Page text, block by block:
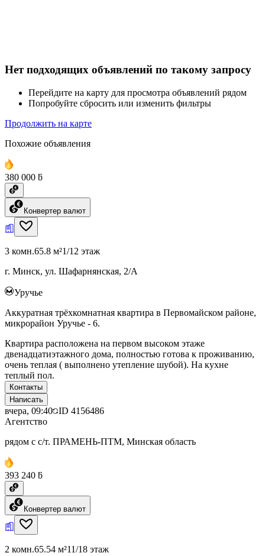
Нет подходящих объявлений по такому запросу
Перейдите на карту для просмотра объявлений рядом
Попробуйте сбросить или изменить фильтры
Продолжить на карте
Похожие объявления
380 000 ƃ
Конвертер валют
3 комн.65.8 м²1/12 этаж
г. Минск, ул. Шафарнянская, 2/А
Уручье
Аккуратная трёхкомнатная квартира в Первомайском районе,
микрорайон Уручье - 6.
Квартира расположена на первом высоком этаже
двенадцатиэтажного дома, полностью готова к проживанию,
очень теплая ( выполнено утепление шубой). На кухне
теплый пол.
Контакты
Написать
вчера, 09:40 ID 4156486
Агентство
рядом с с/т. ПРАМЕНЬ-ПТМ, Минская область
393 240 ƃ
Конвертер валют
2 комн.65.54 м²11/18 этаж